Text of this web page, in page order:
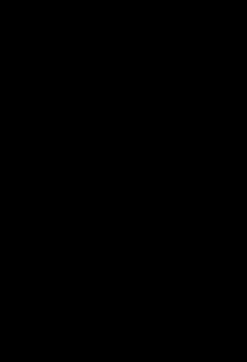
vermerkt.
der ersten Vorstellung